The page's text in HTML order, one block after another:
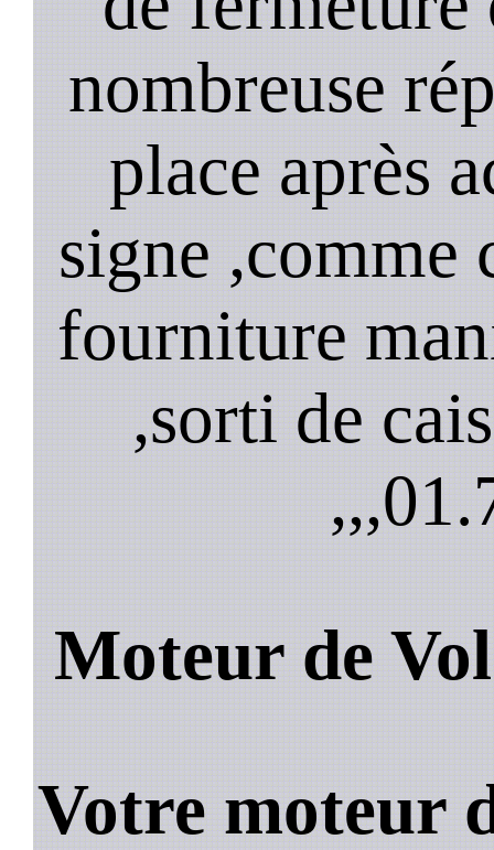
nombreuse
place après
signe ,comme
fourniture
,sorti de
,,,
Moteur de
Votre moteur